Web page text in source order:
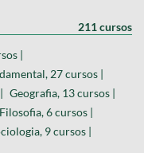
211 cursos
|
27 cursos |
Geografia, 13 cursos |
Filosofia, 6 cursos |
9 cursos |